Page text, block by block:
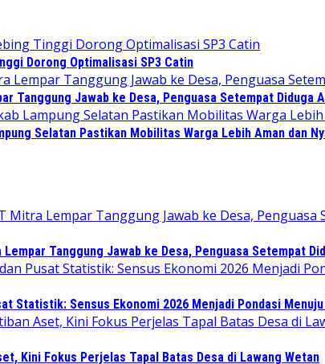
Dorong Optimalisasi SP3 Catin
Tanggung Jawab ke Desa, Penguasa Setempat Diduga
Selatan Pastikan Mobilitas Warga Lebih Aman dan
Tanggung Jawab ke Desa, Penguasa Setempat
Statistik: Sensus Ekonomi 2026 Menjadi Pondasi
Kini Fokus Perjelas Tapal Batas Desa di Lawang Wetan